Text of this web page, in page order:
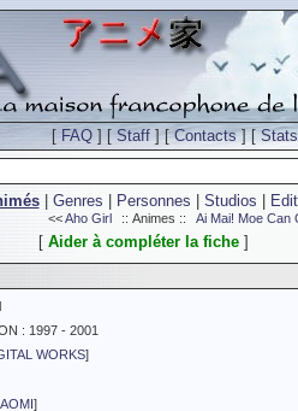
[FAQ ] [Staff ] [Contacts] [Stats
| Genres Personnes Studios
<<Aho Girl :: Animes :: Ai Mai! Moe Can
[ Aider à compléter la fiche]
: 1997 - 2001
WORKS]
]